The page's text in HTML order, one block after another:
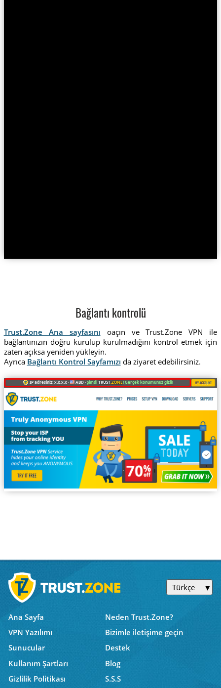
Bağlantı kontrolü
Trust.Zone Ana sayfasını oaçın ve Trust.Zone VPN ile
bağlantınızın doğru kurulup kurulmadığını kontrol etmek için
zaten açıksa yeniden yükleyin.
Ayrıca Bağlantı Kontrol Sayfamızı da ziyaret edebilirsiniz.
IP adresiniz: x.x.x.x · ABD ·ŞimdiTRUST.ZONE! Gerçek konumunuz gizli!
Türkçe
Ana Sayfa
Neden Trust.Zone?
VPN Yazılımı
Bizimle iletişime geçin
Sunucular
Destek
Kullanım Şartları
Blog
Gizlilik Politikası
S.S.S